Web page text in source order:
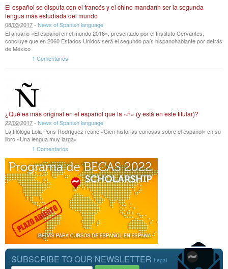
El español se disputa con el francés y el chino mandarín ser la segunda
lengua más estudiada del mundo
08/03/2017- News of Spanish language
El anuario «El español en el mundo 2016», presentado por el Instituto Cervantes,
concluye que en 2060 Estados Unidos será el segundo país hispanohablante por detrás
de México
1 Comentarios
¿Qué es más original en el español que la «ñ» (y está en este titular)?
22/02/2017- News of Spanish language
La filóloga Lola Pons Rodríguez reúne «Cien historias curiosas sobre el español» en su
libro «Una lengua muy larga»
1 Comentarios
SUBSCRIBE TO OUR NEWSLETTER Legal